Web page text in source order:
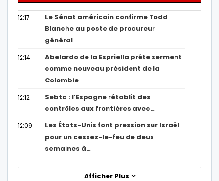
12:17
Le Sénat américain confirme Todd
Blanche au poste de procureur
général
12:14
Abelardo de la Espriella prête serment
comme nouveau président de la
Colombie
12:12
Sebta : l’Espagne rétablit des
contrôles aux frontières avec…
12:09
Les États-Unis font pression sur Israël
pour un cessez-le-feu de deux
semaines à…
Afficher Plus